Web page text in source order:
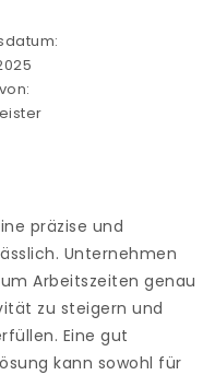
präzise und
Unternehmen
Arbeitszeiten genau
zu steigern und
Eine gut
kann sowohl für